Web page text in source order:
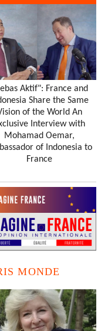
Aktif": France and
Share the Same
of the World An
Interview with
Mohamad Oemar,
of Indonesia to
France
MONDE